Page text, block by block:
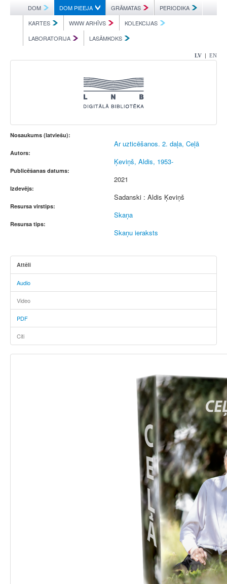
DOM DOM PIEEJA GRĀMATAS
PERIODIKA
KARTES
WWW ARHĪVS
KOLEKCIJAS
LABORATORIJA
LASĀMKOKS
LV | EN
Nosaukums (latviešu):
Ar uzticēšanos. 2. daļa, Ceļā
Autors:
Ķeviņš, Aldis, 1953-
Publicēšanas datums:
2021
Izdevējs:
Sadanski : Aldis Ķeviņš
Resursa virstips:
Skaņa
Resursa tips:
Skaņu ieraksts
Attēli
Audio
Video
PDF
Citi